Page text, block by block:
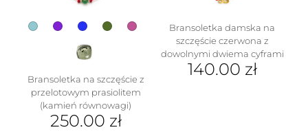
Bransoletka na szczęście z
przelotowym prasiolitem
(kamień równowagi)
250.00 zł
Bransoletka damska na
szczęście czerwona z
dowolnymi dwiema cyframi
140.00 zł